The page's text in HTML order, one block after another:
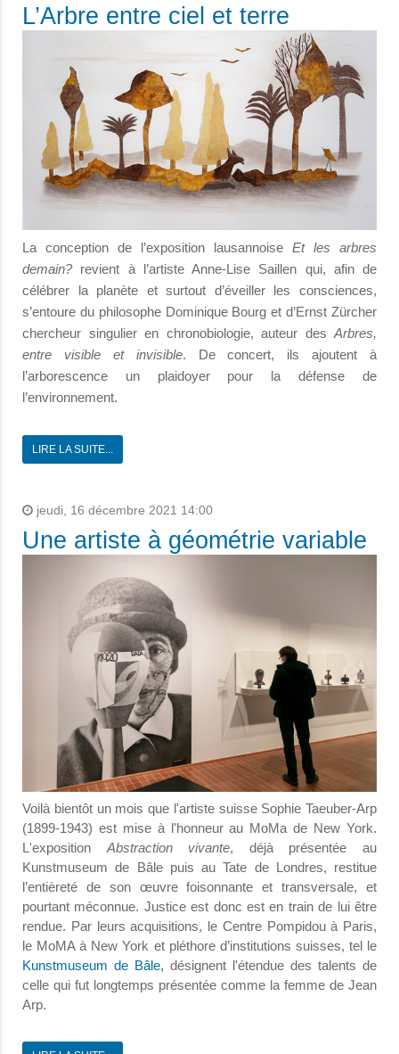
L’Arbre entre ciel et terre
La conception de l’exposition lausannoise Et les arbres
demain?revient à l’artiste Anne-Lise Saillen qui, afin de
célébrer la planète et surtout d’éveiller les consciences,
s’entoure du philosophe Dominique Bourg et d’Ernst Zürcher
chercheur singulier en chronobiologie, auteur des Arbres,
entre visible et invisible. De concert, ils ajoutent à
l’arborescence un plaidoyer pour la défense de
l’environnement.
LIRE LA SUITE...
jeudi, 16 décembre 2021 14:00
Une artiste à géométrie variable
Voilà bientôt un mois que l'artiste suisse Sophie Taeuber-Arp
(1899-1943) est mise à l'honneur au MoMa de New York.
L'exposition Abstraction vivante, déjà présentée au
Kunstmuseum de Bâle puis au Tate de Londres, restitue
l’entièreté de son œuvre foisonnante et transversale, et
pourtant méconnue. Justice est donc est en train de lui être
rendue. Par leurs acquisitions, le Centre Pompidou à Paris,
le MoMA à New York et pléthore d’institutions suisses, tel le
Kunstmuseum de Bâle, désignent l'étendue des talents de
celle qui fut longtemps présentée comme la femme de Jean
Arp.